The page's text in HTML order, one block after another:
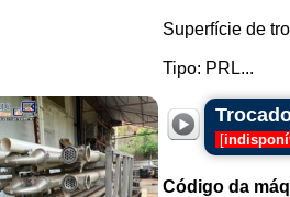
Superfície de
Tipo: PRL...
[
Código da